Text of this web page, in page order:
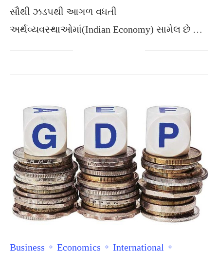
સૌથી ઝડપથી આગળ વધતી
અર્થવ્યવસ્થાઓમાં(Indian Economy) સામેલ છે …
Business Economics International